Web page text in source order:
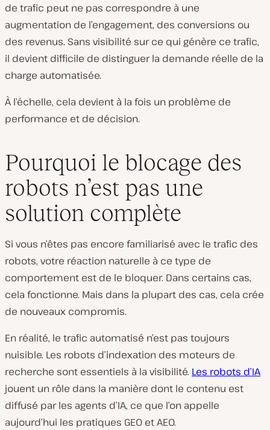
de trafic peut ne pas correspondre à une
augmentation de l’engagement, des conversions ou
des revenus. Sans visibilité sur ce qui génère ce trafic,
il devient difficile de distinguer la demande réelle de la
charge automatisée.
À l’échelle, cela devient à la fois un problème de
performance et de décision.
Pourquoi le blocage des
robots n’est pas une
solution complète
Si vous n’êtes pas encore familiarisé avec le trafic des
robots, votre réaction naturelle à ce type de
comportement est de le bloquer. Dans certains cas,
cela fonctionne. Mais dans la plupart des cas, cela crée
de nouveaux compromis.
En réalité, le trafic automatisé n’est pas toujours
nuisible. Les robots d’indexation des moteurs de
recherche sont essentiels à la visibilité. Les robots d’IA
jouent un rôle dans la manière dont le contenu est
diffusé par les agents d’IA, ce que l’on appelle
aujourd’hui les pratiques GEO et AEO.